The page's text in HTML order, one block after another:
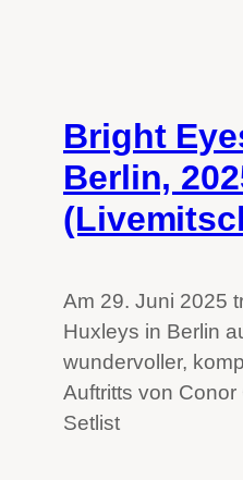
Bright
Berlin,
Am 29. Juni 2025
Huxleys in Berlin
wundervoller,
Auftritts von
Setlist